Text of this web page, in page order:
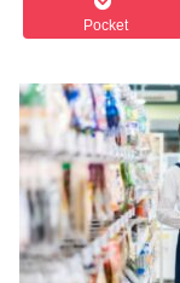
Pocket